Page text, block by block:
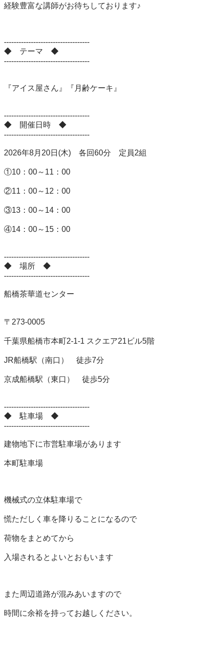
経験豊富な講師がお待ちしております♪
-----------------------------------
◆　テーマ　◆
-----------------------------------
『アイス屋さん』『月齢ケーキ』
-----------------------------------
◆　開催日時　◆
-----------------------------------
2026年8月20日(木)　各回60分　定員2組
①10：00～11：00
②11：00～12：00
③13：00～14：00
④14：00～15：00
-----------------------------------
◆　場所　◆
-----------------------------------
船橋茶華道センター
〒273-0005
千葉県船橋市本町2-1-1 スクエア21ビル5階
JR船橋駅（南口）　徒歩7分
京成船橋駅（東口）　徒歩5分
-----------------------------------
◆　駐車場　◆
-----------------------------------
建物地下に市営駐車場があります
本町駐車場
機械式の立体駐車場で
慌ただしく車を降りることになるので
荷物をまとめてから
入場されるとよいとおもいます
また周辺道路が混みあいますので
時間に余裕を持ってお越しください。